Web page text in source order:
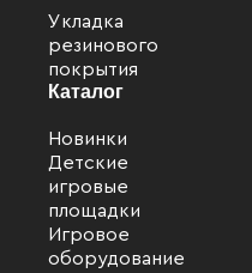
Укладка
резинового
покрытия
Каталог
Новинки
Детские
игровые
площадки
Игровое
оборудование
Файлы cookie
Мы используем файлы
взаимодействия с